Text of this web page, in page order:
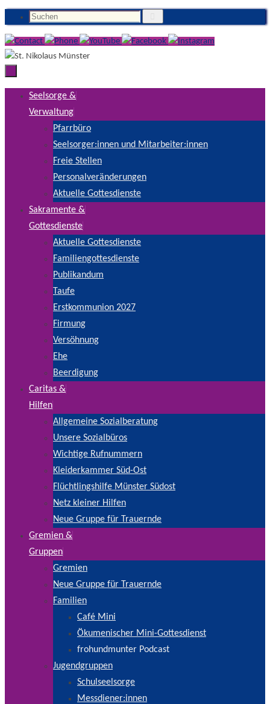
springen
Suchen
Seelsorge &
Verwaltung
Pfarrbüro
Seelsorger:innen und Mitarbeiter:innen
Freie Stellen
Personalveränderungen
Aktuelle Gottesdienste
Sakramente &
Gottesdienste
Aktuelle Gottesdienste
Familiengottesdienste
Publikandum
Taufe
Erstkommunion 2027
Firmung
Versöhnung
Ehe
Beerdigung
Caritas &
Hilfen
Allgemeine Sozialberatung
Unsere Sozialbüros
Wichtige Rufnummern
Kleiderkammer Süd-Ost
Flüchtlingshilfe Münster Südost
Netz kleiner Hilfen
Neue Gruppe für Trauernde
Gremien &
Gruppen
Gremien
Neue Gruppe für Trauernde
Familien
Café Mini
Ökumenischer Mini-Gottesdienst
frohundmunter Podcast
Jugendgruppen
Schulseelsorge
Messdiener:innen